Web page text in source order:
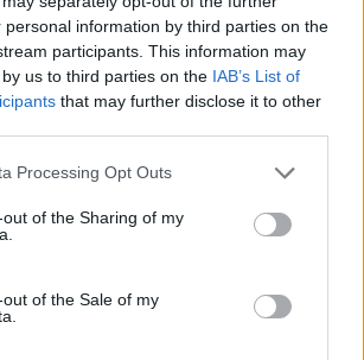
personal information by third parties on the
participants. This information may
us to third parties on the IAB’s List of
that may further disclose it to other
Processing Opt Outs
of the Sharing of my
of the Sale of my